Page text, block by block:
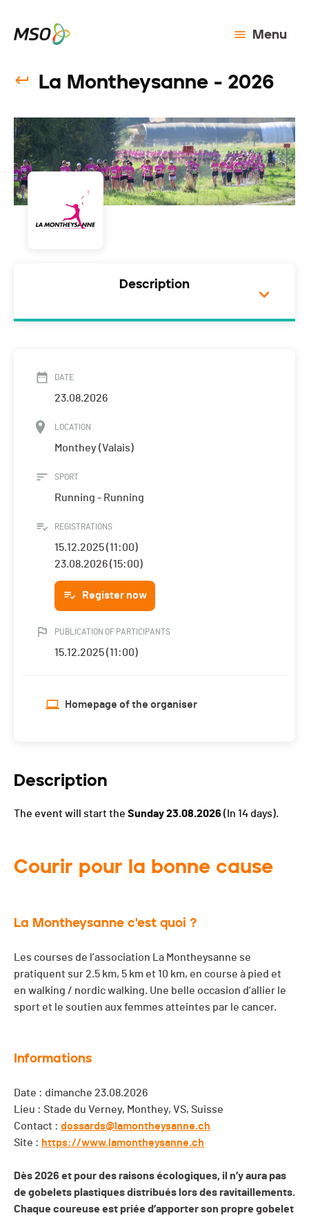
Menu
La Montheysanne - 2026
Description
DATE
23.08.2026
LOCATION
Monthey (Valais)
SPORT
Running - Running
REGISTRATIONS
15.12.2025 (11:00)
23.08.2026 (15:00)
Register now
PUBLICATION OF PARTICIPANTS
15.12.2025 (11:00)
Homepage of the organiser
Description
The event will start the Sunday 23.08.2026 (In 14 days).
Courir pour la bonne cause
La Montheysanne c'est quoi ?
Les courses de l’association La Montheysanne se
pratiquent sur 2.5 km, 5 km et 10 km, en course à pied et
en walking / nordic walking. Une belle occasion d’allier le
sport et le soutien aux femmes atteintes par le cancer.
Informations
Date : dimanche 23.08.2026
Lieu : Stade du Verney, Monthey, VS, Suisse
Contact : dossards@lamontheysanne.ch
Site : https://www.lamontheysanne.ch
Dès 2026 et pour des raisons écologiques, il n’y aura pas
de gobelets plastiques distribués lors des ravitaillements.
Chaque coureuse est priée d’apporter son propre gobelet